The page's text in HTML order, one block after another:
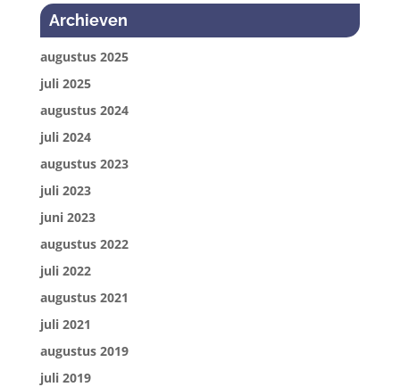
Archieven
augustus 2025
juli 2025
augustus 2024
juli 2024
augustus 2023
juli 2023
juni 2023
augustus 2022
juli 2022
augustus 2021
juli 2021
augustus 2019
juli 2019